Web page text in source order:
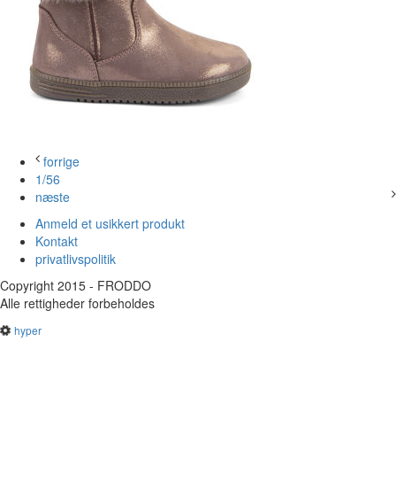
forrige
1/56
næste
Anmeld et usikkert produkt
Kontakt
privatlivspolitik
Copyright 2015 - FRODDO
Alle rettigheder forbeholdes
hyper